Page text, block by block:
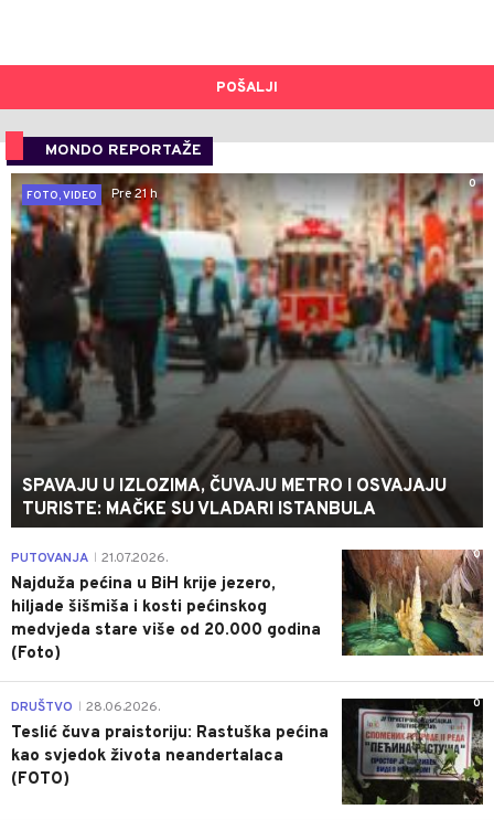
POŠALJI
MONDO REPORTAŽE
0
FOTO, VIDEO
Pre 21 h
SPAVAJU U IZLOZIMA, ČUVAJU METRO I OSVAJAJU
TURISTE: MAČKE SU VLADARI ISTANBULA
0
PUTOVANJA 21.07.2026.
Najduža pećina u BiH krije jezero,
hiljade šišmiša i kosti pećinskog
medvjeda stare više od 20.000 godina
(Foto)
0
DRUŠTVO 28.06.2026.
Teslić čuva praistoriju: Rastuška pećina
kao svjedok života neandertalaca
(FOTO)